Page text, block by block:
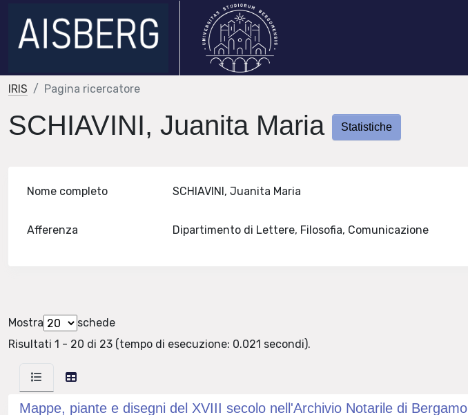
IRIS Pagina ricercatore
SCHIAVINI, Juanita Maria Statistiche
Nome completo SCHIAVINI, Juanita Maria
Afferenza Dipartimento di Lettere, Filosofia, Comunicazione
Mostra
schede
Risultati 1 - 20 di 23 (tempo di esecuzione: 0.021 secondi).
Mappe, piante e disegni del XVIII secolo nell'Archivio Notarile di Bergamo